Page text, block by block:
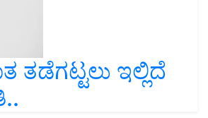
ತಡೆಗಟ್ಟಲು ಇಲ್ಲಿದೆ